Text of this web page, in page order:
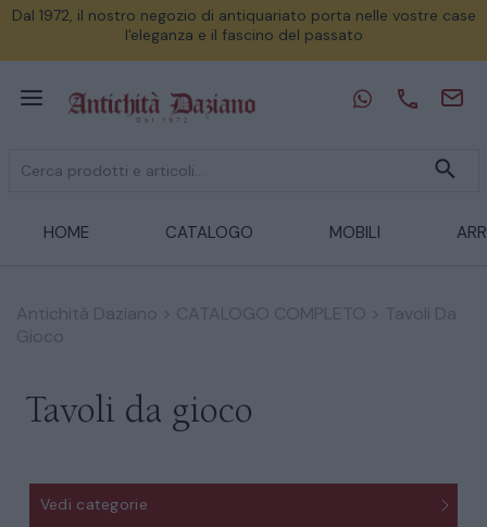
Dal 1972, il nostro negozio di antiquariato porta nelle vostre case
l'eleganza e il fascino del passato
HOME CATALOGO MOBILI
Antichità Daziano CATALOGO COMPLETO
Tavoli Da
Gioco
Tavoli da gioco
Vedi categorie